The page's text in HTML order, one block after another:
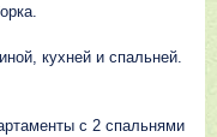
кухней и спальней.
с 2 спальнями